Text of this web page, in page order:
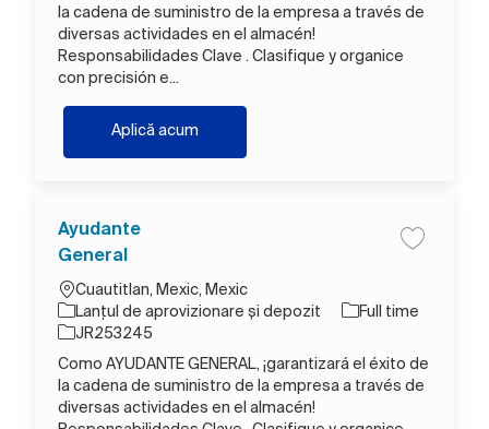
la cadena de suministro de la empresa a través de
diversas actividades en el almacén!
Responsabilidades Clave . Clasifique y organice
con precisión e...
Aplică acum
Ayudante
General
LocCuautitlan, Mexic, Mexic
Categorie
Lanțul de aprovizionare și depozit Tipul postului
Full time
Job Id
JR253245
Como AYUDANTE GENERAL, ¡garantizará el éxito de
la cadena de suministro de la empresa a través de
diversas actividades en el almacén!
Salva